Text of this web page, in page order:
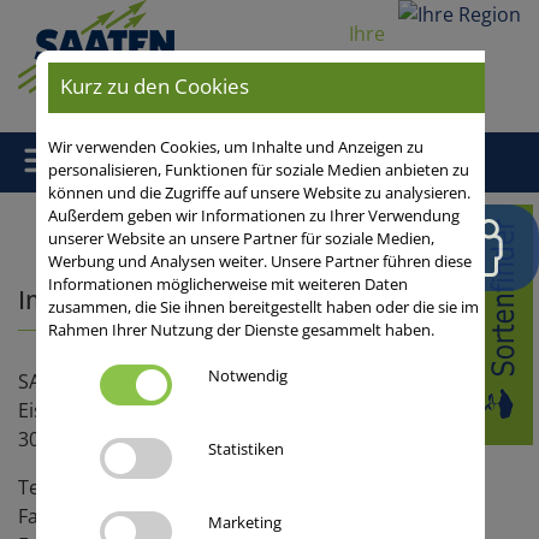
Ihre
Region
Home/ Impressum
Impressum
SAATEN-UNION GmbH
Eisenstr. 12
30916 Isernhagen HB
Tel.: (+49) 511 / 72 666 - 0
Fax: (+49) 511 / 72 666 - 100
Kurz zu den Cookies
Wir verwenden Cookies, um Inhalte und Anzeigen zu
personalisieren, Funktionen für soziale Medien anbieten zu
können und die Zugriffe auf unsere Website zu analysieren.
Außerdem geben wir Informationen zu Ihrer Verwendung
unserer Website an unsere Partner für soziale Medien,
Werbung und Analysen weiter. Unsere Partner führen diese
Informationen möglicherweise mit weiteren Daten
zusammen, die Sie ihnen bereitgestellt haben oder die sie im
Rahmen Ihrer Nutzung der Dienste gesammelt haben.
Notwendig
Statistiken
Marketing